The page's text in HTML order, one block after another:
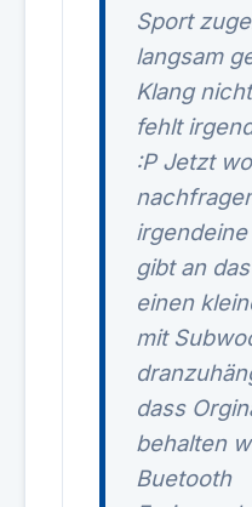
Sport
langsam
Klang
fehlt
:P Jetzt
gibt an
einen
mit
dass
behalten
Buetooth